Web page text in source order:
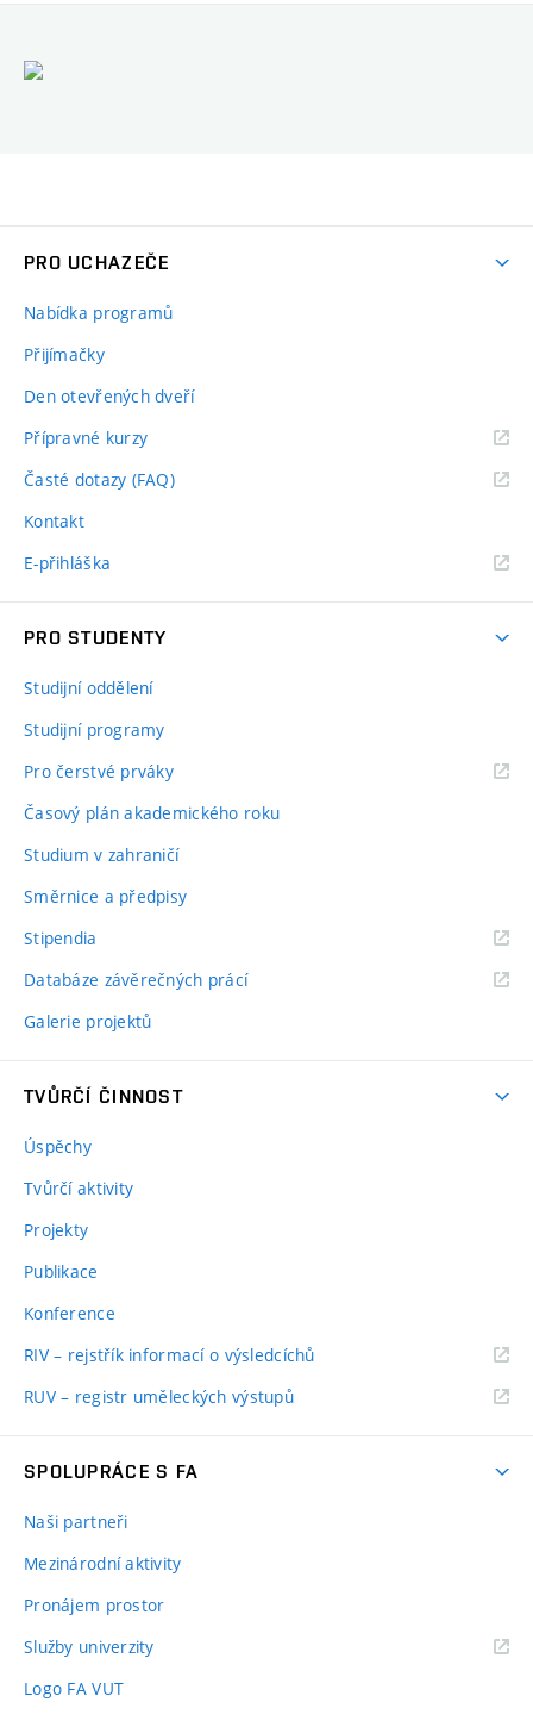
PRO UCHAZEČE
Nabídka programů
Přijímačky
Den otevřených dveří
Přípravné kurzy
Časté dotazy (FAQ)
Kontakt
E-přihláška
PRO STUDENTY
Studijní oddělení
Studijní programy
Pro čerstvé prváky
Časový plán akademického roku
Studium v zahraničí
Směrnice a předpisy
Stipendia
Databáze závěrečných prácí
Galerie projektů
TVŮRČÍ ČINNOST
Úspěchy
Tvůrčí aktivity
Projekty
Publikace
Konference
RIV – rejstřík informací o výsledcíchů
RUV – registr uměleckých výstupů
SPOLUPRÁCE S FA
Naši partneři
Mezinárodní aktivity
Pronájem prostor
Služby univerzity
Logo FA VUT